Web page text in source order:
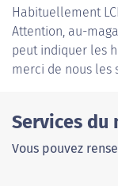
Habituellement
Attention, au-
peut indiquer les
merci de nous les
Services du
Vous pouvez